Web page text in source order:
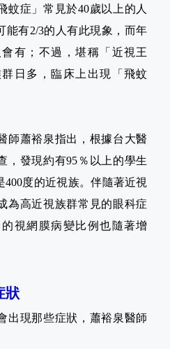
蚊症」常見於40歲以上的人
能有2/3的人有此現象，而年
有；不過，堪稱「近視王
日多，臨床上出現「飛蚊
師蕭裕泉指出，根據台大醫
，發現約有95％以上的學生
度的近視族。伴隨著近視
為高近視族群常見的眼科症
視網膜病變比例也隨著增
狀
出現那些症狀，蕭裕泉醫師